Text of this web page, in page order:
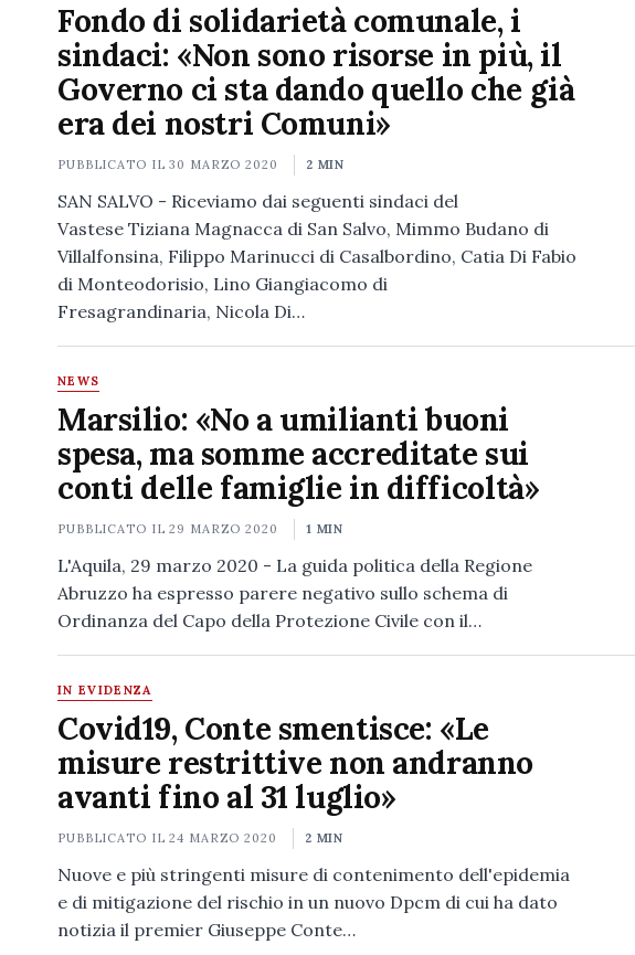
Fondo di solidarietà comunale, i
sindaci: «Non sono risorse in più, il
Governo ci sta dando quello che già
era dei nostri Comuni»
PUBBLICATO IL30 MARZO 2020 2 MIN
SAN SALVO - Riceviamo dai seguenti sindaci del
Vastese Tiziana Magnacca di San Salvo, Mimmo Budano di
Villalfonsina, Filippo Marinucci di Casalbordino, Catia Di Fabio
di Monteodorisio, Lino Giangiacomo di
Fresagrandinaria, Nicola Di…
NEWS
Marsilio: «No a umilianti buoni
spesa, ma somme accreditate sui
conti delle famiglie in difficoltà»
PUBBLICATO IL29 MARZO 2020 1 MIN
L'Aquila, 29 marzo 2020 - La guida politica della Regione
Abruzzo ha espresso parere negativo sullo schema di
Ordinanza del Capo della Protezione Civile con il…
IN EVIDENZA
Covid19, Conte smentisce: «Le
misure restrittive non andranno
avanti fino al 31 luglio»
PUBBLICATO IL24 MARZO 2020 2 MIN
Nuove e più stringenti misure di contenimento dell'epidemia
e di mitigazione del rischio in un nuovo Dpcm di cui ha dato
notizia il premier Giuseppe Conte…